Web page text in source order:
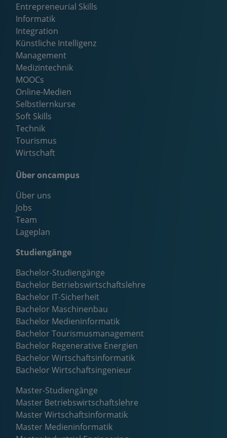
Entrepreneurial Skills
Informatik
Integration
Künstliche Intelligenz
Management
Medizintechnik
MOOCs
Online-Medien
Selbstlernkurse
Soft Skills
Technik
Tourismus
Wirtschaft
Über oncampus
Über uns
Jobs
Team
Lageplan
Studiengänge
Bachelor-Studiengänge
Bachelor Betriebswirtschaftslehre
Bachelor IT-Sicherheit
Bachelor Maschinenbau
Bachelor Medieninformatik
Bachelor Tourismusmanagement
Bachelor Regenerative Energien
Bachelor Wirtschaftsinformatik
Bachelor Wirtschaftsingenieur
Master-Studiengänge
Master Betriebswirtschaftslehre
Master Wirtschaftsinformatik
Master Medieninformatik